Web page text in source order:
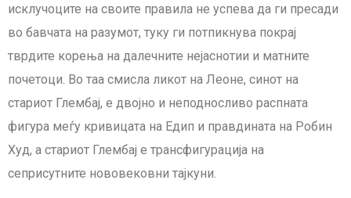
исклучоците на своите правила не успева да ги пресади
во бавчата на разумот, туку ги потпикнува покрај
тврдите корења на далечните нејаснотии и матните
почетоци. Во таа смисла ликот на Леоне, синот на
стариот Глембај, е двојно и неподносливо распната
фигура меѓу кривицата на Едип и правдината на Робин
Худ, а стариот Глембај е трансфигурација на
сеприсутните нововековни тајкуни.